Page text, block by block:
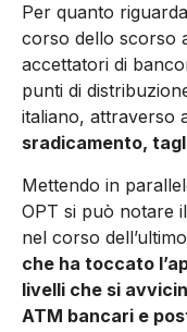
Per quanto
corso dello scorso
accettatori di
punti di
italiano, attraverso
sradicamento,
Mettendo in
OPT si può notare
nel corso
che ha toccato
livelli che si
ATM bancari e